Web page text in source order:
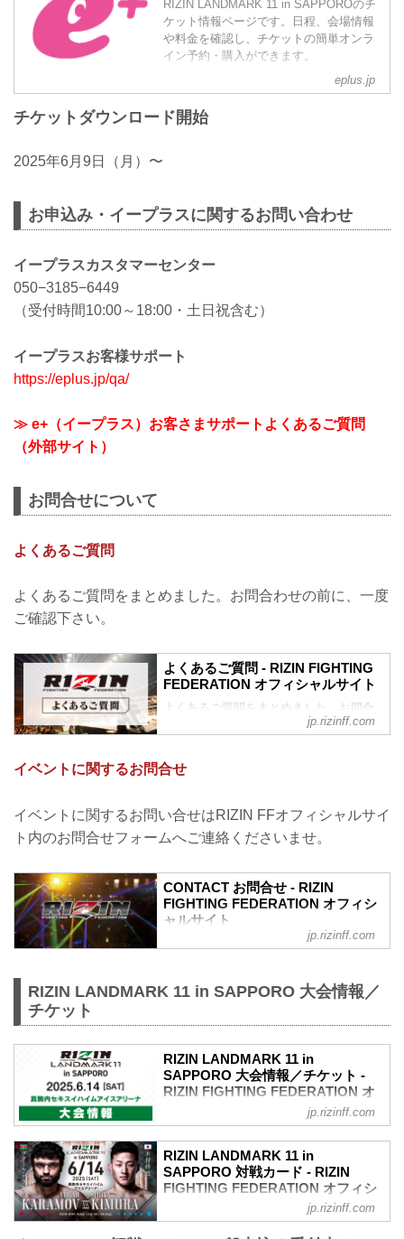
RIZIN LANDMARK 11 in SAPPOROのチ
ケット情報ページです。日程、会場情報
や料金を確認し、チケットの簡単オンラ
イン予約・購入ができます。
eplus.jp
チケットダウンロード開始
2025年6月9日（月）〜
お申込み・イープラスに関するお問い合わせ
イープラスカスタマーセンター
050−3185−6449
（受付時間10:00～18:00・土日祝含む）
イープラスお客様サポート
https://eplus.jp/qa/
≫ e+（イープラス）お客さまサポートよくあるご質問
（外部サイト）
お問合せについて
よくあるご質問
よくあるご質問をまとめました。お問合わせの前に、一度
ご確認下さい。
よくあるご質問 - RIZIN FIGHTING
FEDERATION オフィシャルサイト
よくあるご質問をまとめました。お問合
わせの前に、一度ご確認下さい。
Q.1 より良い席で観戦したいのですが、
どの先行でチケットを買うと一番良い席
A. より良い席のご案内は、以下の順番と
なります。
①ファンクラブ先行（超強者）
CLUB先行
③先行販売（オフィシャルサイト先行・
プレイガイド先行・番組・チラシ等 順不
④各プレイガイドの一般発売
確保のみで、...
jp.rizinff.com
イベントに関するお問合せ
イベントに関するお問い合せはRIZIN FFオフィシャルサイ
ト内のお問合せフォームへご連絡くださいませ。
CONTACT お問合せ - RIZIN
FIGHTING FEDERATION オフィシ
ャルサイト
jp.rizinff.com
RIZIN LANDMARK 11 in SAPPORO 大会情報／
チケット
RIZIN LANDMARK 11 in
SAPPORO 大会情報／チケット -
RIZIN FIGHTING FEDERATION オ
概要
開催日時
2025年6月14日（土）12:00開場（予定）/
※開場・開始時間は予定です。決定次第
RIZIN FFオフィシャルサイトにてご案内
jp.rizinff.com
RIZIN LANDMARK 11 in
SAPPORO 対戦カード - RIZIN
FIGHTING FEDERATION オフィシ
jp.rizinff.com